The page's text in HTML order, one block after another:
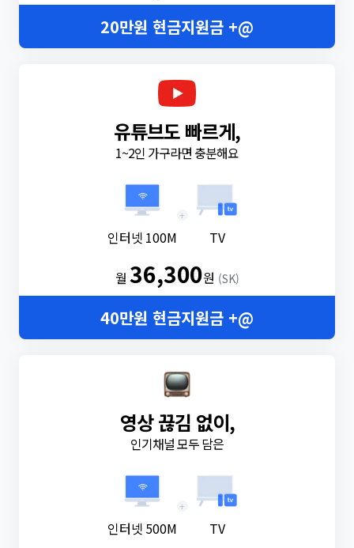
20만원 현금지원금 +@
유튜브도 빠르게,
1~2인 가구라면 충분해요
인터넷 100M
+
TV
월36,300원 (SK)
40만원 현금지원금 +@
영상 끊김 없이,
인기채널 모두 담은
인터넷 500M
+
TV